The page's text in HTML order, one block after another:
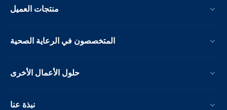
منتجات العميل
المتخصصون في الرعاية الصحية
حلول الأعمال الأخرى
نبذة عنا